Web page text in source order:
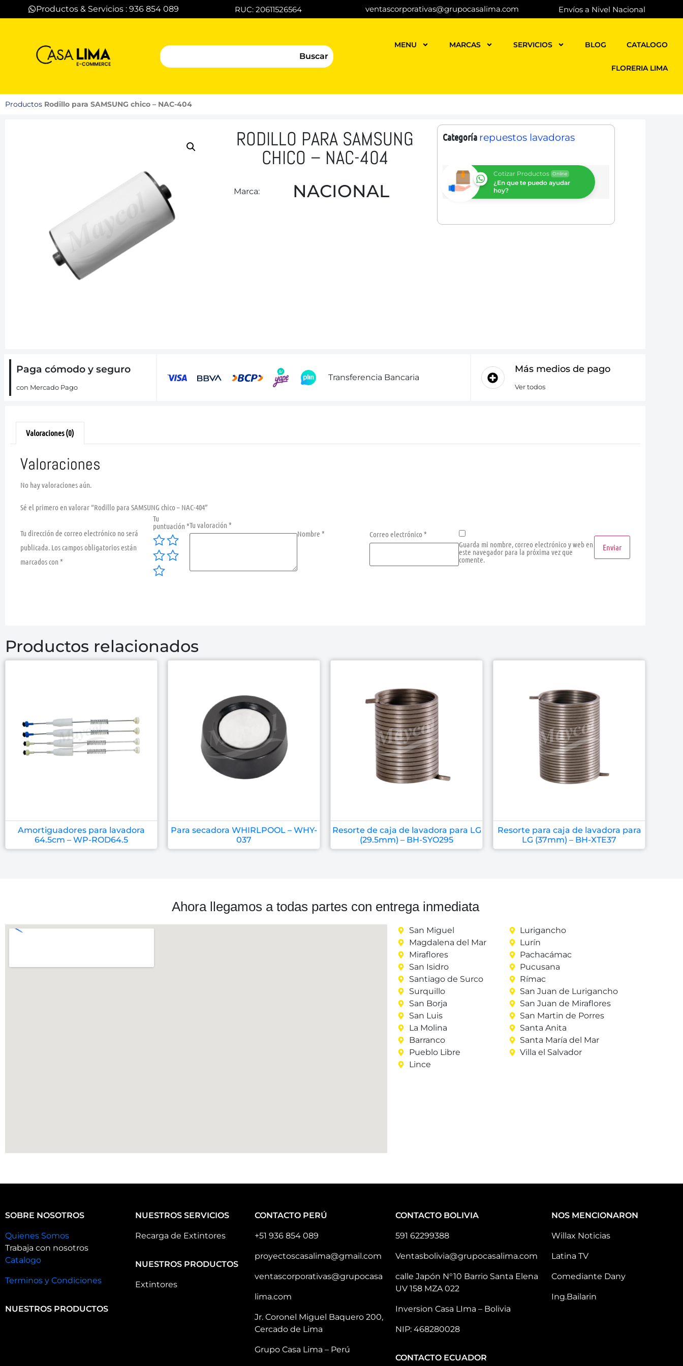
Productos & Servicios : 936 854 089 RUC: 20611526564 ventascorporativas@grupocasalima.com Envíos a Nivel Nacional
Buscar
MENU MARCAS SERVICIOS BLOG CATALOGO
FLORERIA LIMA
Productos Rodillo para SAMSUNG chico – NAC-404
RODILLO PARA SAMSUNG
CHICO – NAC-404
Marca: NACIONAL
Categoría repuestos lavadoras
Cotizar Productos Online
¿En que te puedo ayudar
hoy?
Paga cómodo y seguro
con Mercado Pago
Transferencia Bancaria
Más medios de pago
Ver todos
Valoraciones (0)
Valoraciones
No hay valoraciones aún.
Sé el primero en valorar “Rodillo para SAMSUNG chico – NAC-404”
Tu dirección de correo electrónico no será
publicada. Los campos obligatorios están
marcados con *
Tu
puntuación*Tu valoración*
Nombre* Correo electrónico *
Guarda mi nombre, correo electrónico y web en
este navegador para la próxima vez que
comente.
Productos relacionados
Amortiguadores para lavadora
64.5cm – WP-ROD64.5
Para secadora WHIRLPOOL – WHY-
037
Resorte de caja de lavadora para LG
(29.5mm) – BH-SYO295
Resorte para caja de lavadora para
LG (37mm) – BH-XTE37
Ahora llegamos a todas partes con entrega inmediata
San Miguel
Magdalena del Mar
Miraflores
San Isidro
Santiago de Surco
Surquillo
San Borja
San Luis
La Molina
Barranco
Pueblo Libre
Lince
Lurigancho
Lurín
Pachacámac
Pucusana
Rímac
San Juan de Lurigancho
San Juan de Miraflores
San Martin de Porres
Santa Anita
Santa María del Mar
Villa el Salvador
SOBRE NOSOTROS
Quienes Somos
Trabaja con nosotros
Catalogo
Terminos y Condiciones
NUESTROS PRODUCTOS
NUESTROS SERVICIOS
Recarga de Extintores
NUESTROS PRODUCTOS
Extintores
CONTACTO PERÚ
+51 936 854 089
proyectoscasalima@gmail.com
ventascorporativas@grupocasa
lima.com
Jr. Coronel Miguel Baquero 200,
Cercado de Lima
Grupo Casa Lima – Perú
CONTACTO BOLIVIA
591 62299388
Ventasbolivia@grupocasalima.com
calle Japón N°10 Barrio Santa Elena
UV 158 MZA 022
Inversion Casa LIma – Bolivia
NIP: 468280028
CONTACTO ECUADOR
NOS MENCIONARON
Willax Noticias
Latina TV
Comediante Dany
Ing.Bailarin